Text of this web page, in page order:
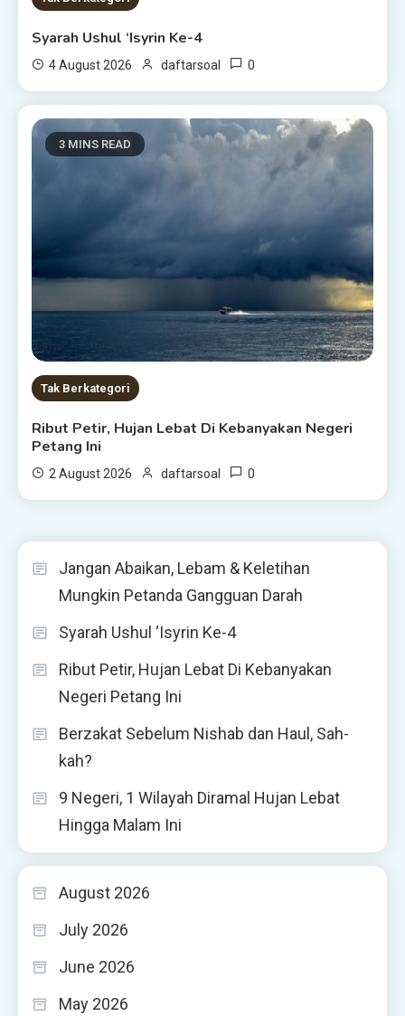
Syarah Ushul ‘Isyrin Ke-4
4 August 2026 daftarsoal 0
3 MINS READ
Tak Berkategori
Ribut Petir, Hujan Lebat Di Kebanyakan Negeri
Petang Ini
2 August 2026 daftarsoal 0
Jangan Abaikan, Lebam & Keletihan
Mungkin Petanda Gangguan Darah
Syarah Ushul ‘Isyrin Ke-4
Ribut Petir, Hujan Lebat Di Kebanyakan
Negeri Petang Ini
Berzakat Sebelum Nishab dan Haul, Sah-
kah?
9 Negeri, 1 Wilayah Diramal Hujan Lebat
Hingga Malam Ini
August 2026
July 2026
June 2026
May 2026